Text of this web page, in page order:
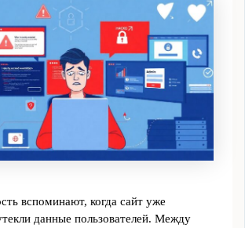
вспоминают, когда сайт уже
данные пользователей. Между